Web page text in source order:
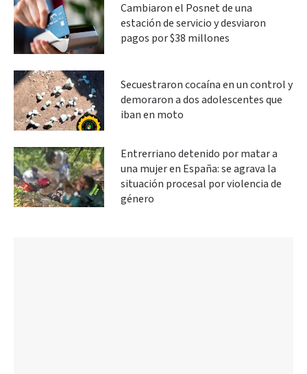
Cambiaron el Posnet de una
estación de servicio y desviaron
pagos por $38 millones
Secuestraron cocaína en un control y
demoraron a dos adolescentes que
iban en moto
Entrerriano detenido por matar a
una mujer en España: se agrava la
situación procesal por violencia de
género